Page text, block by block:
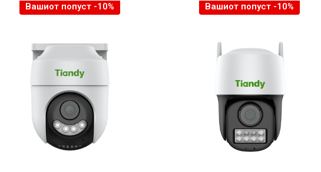
Вашиот попуст -10% Вашиот попуст -10%